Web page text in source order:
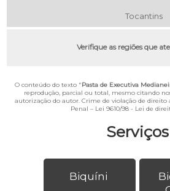
Serviços
Biquíni
Tocantins
Verifique as regiões que
O conteúdo do texto "Pasta de Executiva
reprodução, parcial ou total, mesmo citando
autorização do autor. Crime de violação de direito
Penal – Lei 9610/98 - Lei de